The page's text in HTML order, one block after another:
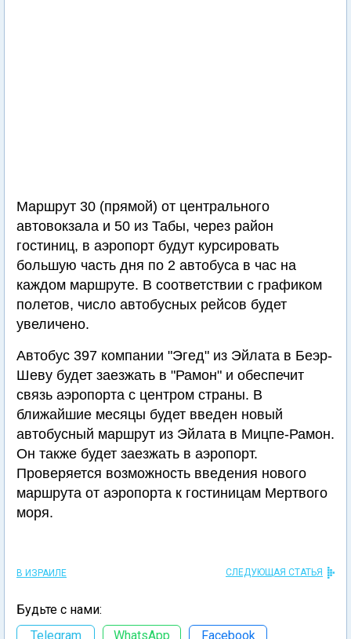
Маршрут 30 (прямой) от центрального
автовокзала и 50 из Табы, через район
гостиниц, в аэропорт будут курсировать
большую часть дня по 2 автобуса в час на
каждом маршруте. В соответствии с графиком
полетов, число автобусных рейсов будет
увеличено.
Автобус 397 компании "Эгед" из Эйлата в Беэр-
Шеву будет заезжать в "Рамон" и обеспечит
связь аэропорта с центром страны. В
ближайшие месяцы будет введен новый
автобусный маршрут из Эйлата в Мицпе-Рамон.
Он также будет заезжать в аэропорт.
Проверяется возможность введения нового
маршрута от аэропорта к гостиницам Мертвого
моря.
В ИЗРАИЛЕ СЛЕДУЮЩАЯ СТАТЬЯ
Будьте с нами:
Telegram
WhatsApp Facebook